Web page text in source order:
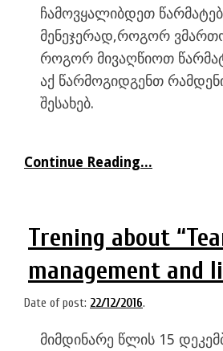
ჩამოვყალიბდეთ
მენეჯერად,როგორ
როგორ მივაღწიოთ
აქ წარმოგიდგენთ
შესახებ.
Continue Reading...
Trening about
management and
Date of post: 22/12/2016.
მიმდინარე წლის 15